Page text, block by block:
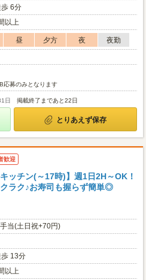
6分
以上
昼 夕方 夜
夜勤
応募のみとなります
日 掲載終了まであと22日
とりあえず保存
歓迎
キッチン(～17時)】週1日2H～OK！
ラク♪お寿司も握らず簡単◎
当(土日祝+70円)
13分
以上